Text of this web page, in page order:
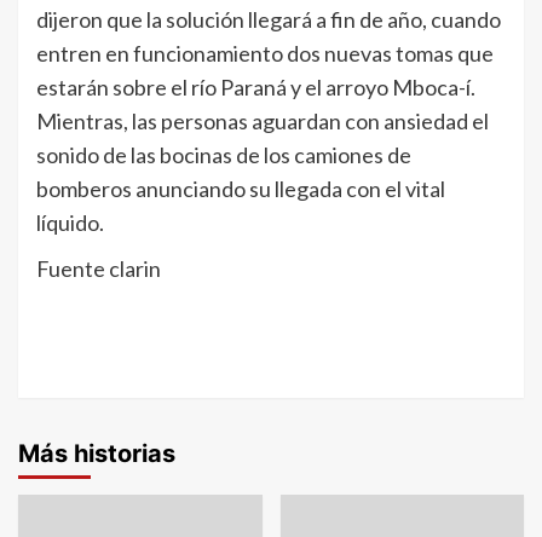
dijeron que la solución llegará a fin de año, cuando
entren en funcionamiento dos nuevas tomas que
estarán sobre el río Paraná y el arroyo Mboca-í.
Mientras, las personas aguardan con ansiedad el
sonido de las bocinas de los camiones de
bomberos anunciando su llegada con el vital
líquido.
Fuente clarin
Más historias